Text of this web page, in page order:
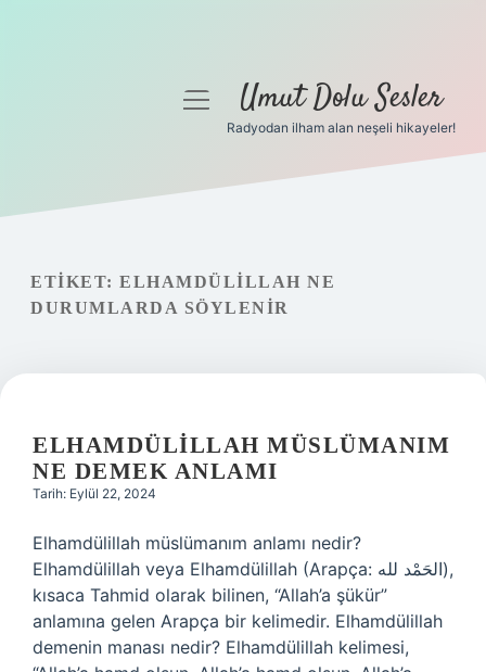
Gizlilik Politikası
Hakkımızda
menüyüUmut Dolu Sesler
Radyodan ilham alan neşeli hikayeler!
ETIKET: ELHAMDÜLILLAH NE
DURUMLARDA SÖYLENIR
ELHAMDÜLILLAH MÜSLÜMANIM
NE DEMEK ANLAMI
Tarih: Eylül 22, 2024
Elhamdülillah müslümanım anlamı nedir?
Elhamdülillah veya Elhamdülillah (Arapça: الحَمْد لله‎),
kısaca Tahmid olarak bilinen, “Allah’a şükür”
anlamına gelen Arapça bir kelimedir. Elhamdülillah
demenin manası nedir? Elhamdülillah kelimesi,